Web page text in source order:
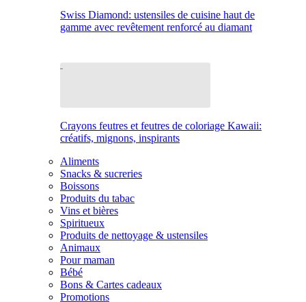
Swiss Diamond: ustensiles de cuisine haut de
gamme avec revêtement renforcé au diamant
Crayons feutres et feutres de coloriage Kawaii:
créatifs, mignons, inspirants
Aliments
Snacks & sucreries
Boissons
Produits du tabac
Vins et bières
Spiritueux
Produits de nettoyage & ustensiles
Animaux
Pour maman
Bébé
Bons & Cartes cadeaux
Promotions